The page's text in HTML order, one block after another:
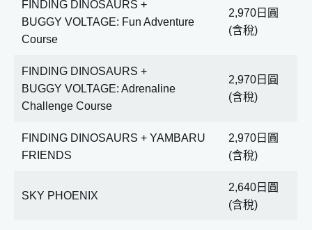
FINDING DINOSAURS +
BUGGY VOLTAGE: Fun Adventure
Course
2,970日圓
(含稅)
FINDING DINOSAURS +
BUGGY VOLTAGE: Adrenaline
Challenge Course
2,970日圓
(含稅)
FINDING DINOSAURS + YAMBARU
FRIENDS
2,970日圓
(含稅)
SKY PHOENIX
2,640日圓
(含稅)